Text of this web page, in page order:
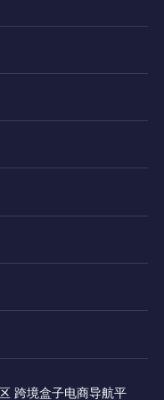
跨境盒子电商导航平